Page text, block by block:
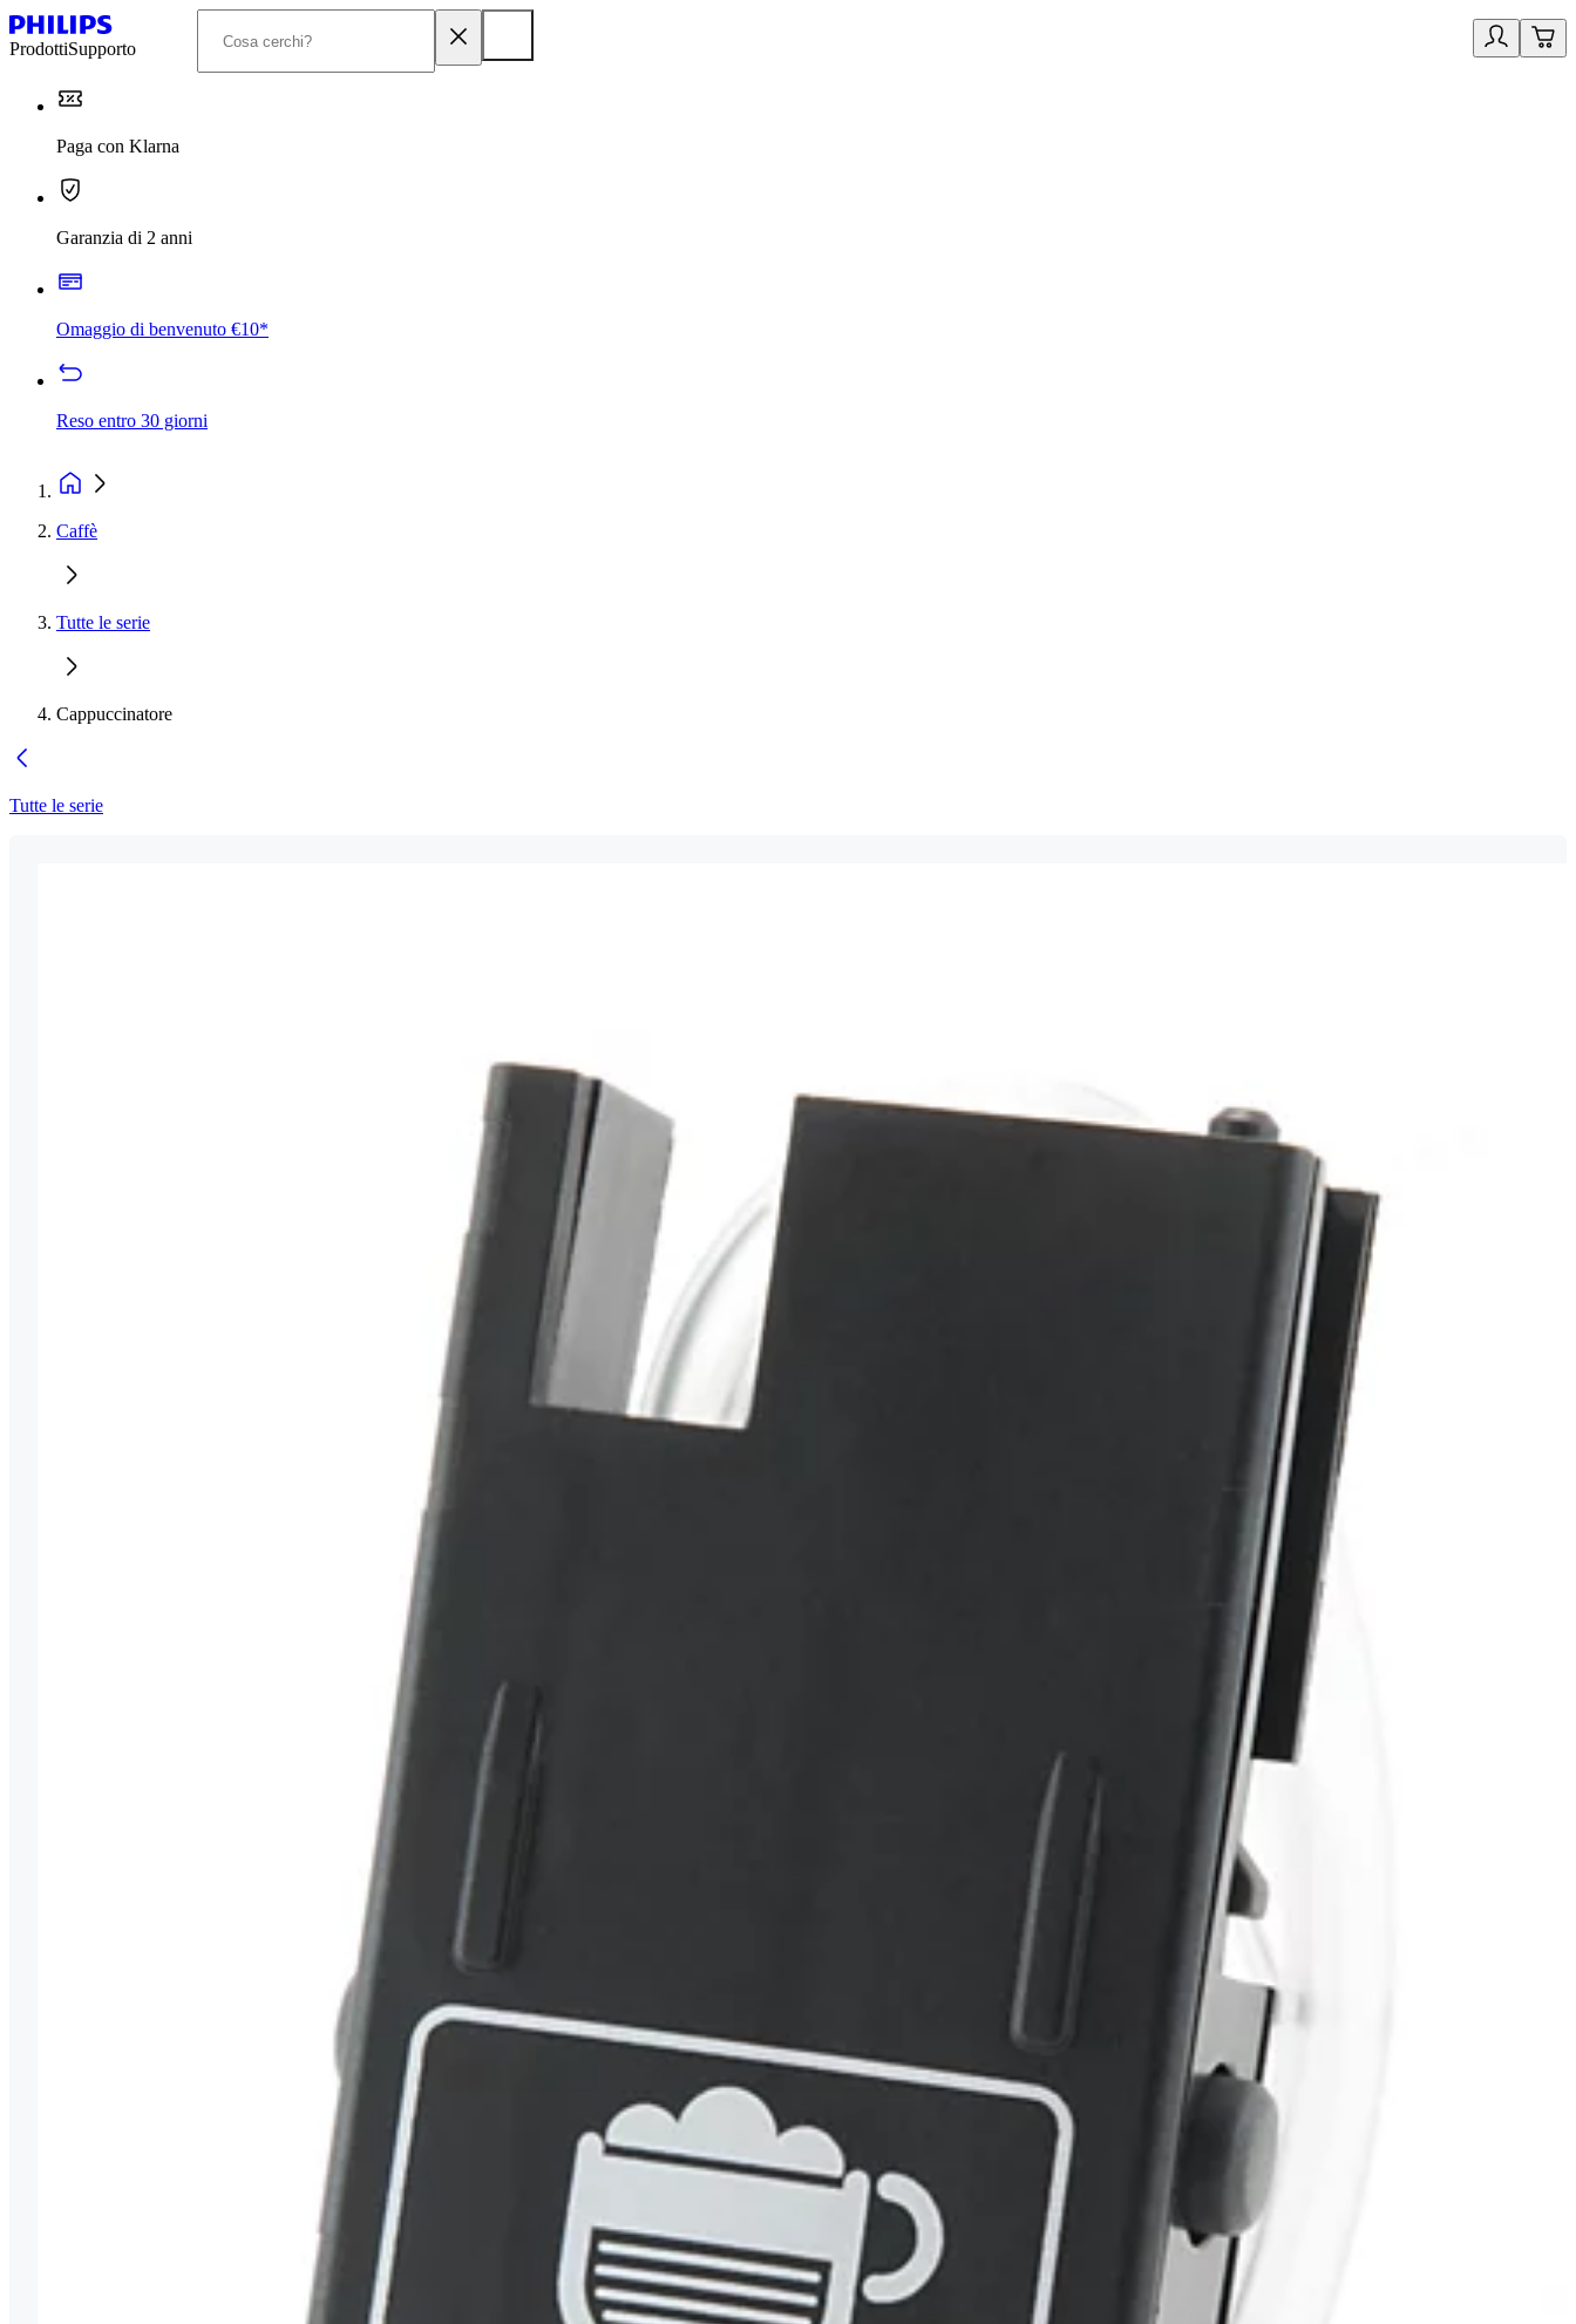
ProdottiSupporto
Paga con Klarna
Garanzia di 2 anni
Omaggio di benvenuto €10*
Reso entro 30 giorni
Caffè
Tutte le serie
Cappuccinatore
Tutte le serie